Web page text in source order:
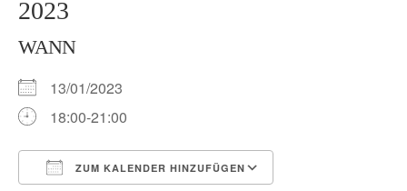
2023
WANN
13/01/2023
18:00-21:00
ZUM KALENDER HINZUFÜGEN